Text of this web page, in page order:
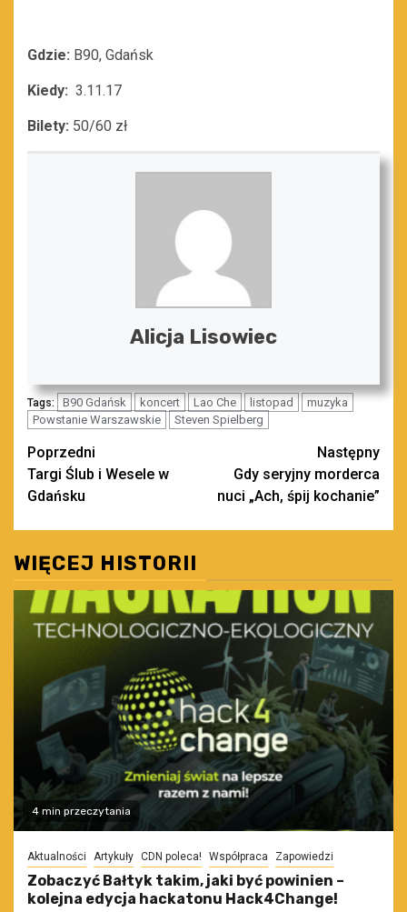
Gdzie: B90, Gdańsk
Kiedy: 3.11.17
Bilety: 50/60 zł
Alicja Lisowiec
Tags: B90 Gdańsk koncert Lao Che listopad
muzyka
Powstanie Warszawskie
Steven Spielberg
Zobacz
wpisy
Poprzedni
Targi Ślub i Wesele w
Gdańsku
Następny
Gdy seryjny morderca
nuci „Ach, śpij kochanie”
WIĘCEJ HISTORII
4 min przeczytania
Aktualności Artykuły CDN poleca! Współpraca Zapowiedzi
Zobaczyć Bałtyk takim, jaki być powinien –
kolejna edycja hackatonu Hack4Change!